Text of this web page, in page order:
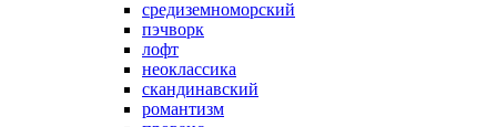
средиземноморский
пэчворк
лофт
неоклассика
скандинавский
романтизм